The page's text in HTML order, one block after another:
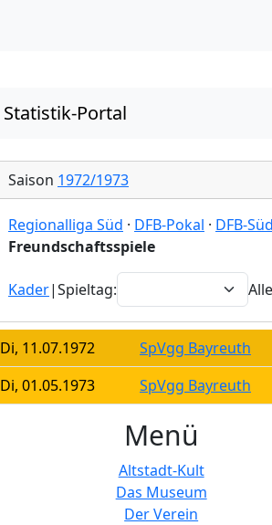
Statistik-Portal
Saison 1972/1973
Regionalliga Süd · DFB-Pokal · DFB-
Freundschaftsspiele
Kader|Spieltag:
Di, 11.07.1972
SpVgg Bayreuth
Di, 01.05.1973
SpVgg Bayreuth
Menü
Altstadt-Kult
Das Museum
Der Verein